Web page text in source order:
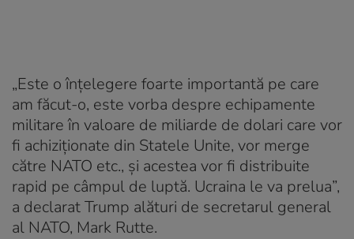
„Este o înțelegere foarte importantă pe care
am făcut-o, este vorba despre echipamente
militare în valoare de miliarde de dolari care vor
fi achiziționate din Statele Unite, vor merge
către NATO etc., și acestea vor fi distribuite
rapid pe câmpul de luptă. Ucraina le va prelua”,
a declarat Trump alături de secretarul general
al NATO, Mark Rutte.